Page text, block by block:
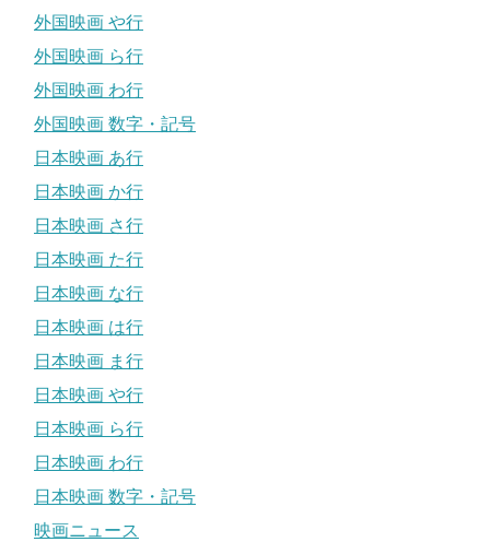
外国映画 や行
外国映画 ら行
外国映画 わ行
外国映画 数字・記号
日本映画 あ行
日本映画 か行
日本映画 さ行
日本映画 た行
日本映画 な行
日本映画 は行
日本映画 ま行
日本映画 や行
日本映画 ら行
日本映画 わ行
日本映画 数字・記号
映画ニュース